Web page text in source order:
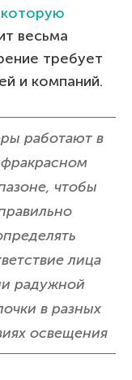
весьма
требует
и компаний.
работают в
чтобы
лица
радужной
в разных
освещения